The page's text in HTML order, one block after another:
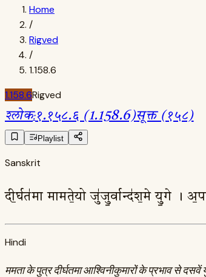
Home
/
Rigved
/
1.158.6
1.158.6Rigved
श्लोक:१.१५८.६ (1.158.6)सूक्त (१५८)
Playlist
Sanskrit
दी॒र्घत॑मा मामते॒यो जु॑जु॒र्वान्द॑श॒मे यु॒गे ।
Hindi
ममता के पुत्र दीर्घतमा आश्विनीकुमारों के प्रभाव से